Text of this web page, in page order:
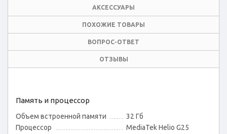
АКСЕССУАРЫ
ПОХОЖИЕ ТОВАРЫ
ВОПРОС-ОТВЕТ
ОТЗЫВЫ
Память и процессор
Объем встроенной памяти
32 Гб
Процессор
MediaTek Helio G25